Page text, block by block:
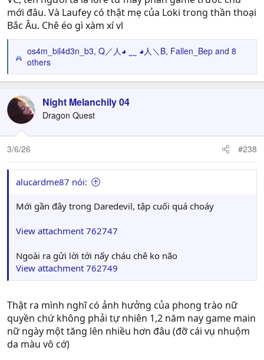
mới đâu. Và Laufey có thật mẹ của Loki trong thần thoại
Bắc Âu. Chê éo gì xàm xí vl
R
e
a
c
n
s
:
os4m_bil4d3n_b3, Q／人◕ ‿‿ ◕人＼B, Fallen_Bep and 8
others
Night Melanchily 04
Dragon Quest
3/6/26 #238
alucardme87 nói:
Mới gần đây trong Daredevil, tập cuối quá choáy
View attachment 762747
Ngoài ra gửi lời tới nấy cháu chê ko não
View attachment 762749
Thật ra mình nghĩ có ảnh hưởng của phong trào nữ
quyền chứ không phải tự nhiên 1,2 năm nay game main
nữ ngày một tăng lên nhiều hơn đâu (đỡ cái vụ nhuộm
da màu vô cớ)